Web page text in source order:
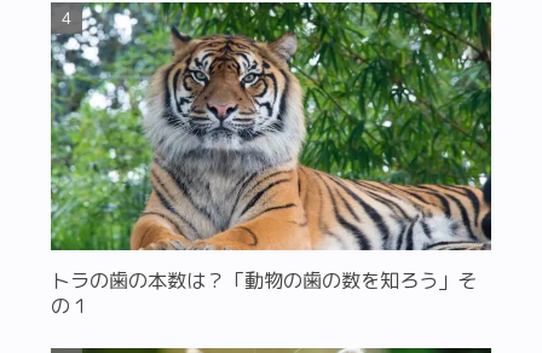
トラの歯の本数は？「動物の歯の数を知ろう」そ
の１